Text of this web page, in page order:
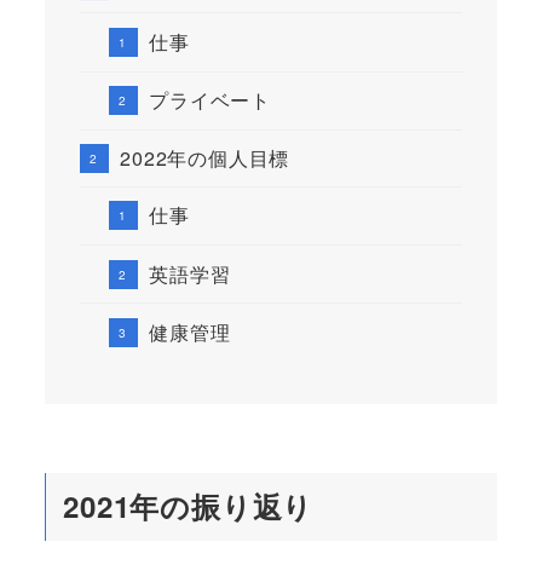
仕事
プライベート
2022年の個人目標
仕事
英語学習
健康管理
2021年の振り返り